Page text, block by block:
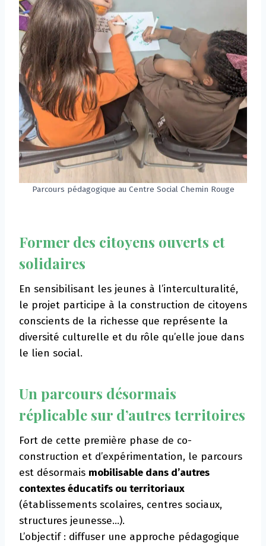
Parcours pédagogique au Centre Social Chemin Rouge
Former des citoyens ouverts et
solidaires
En sensibilisant les jeunes à l’interculturalité,
le projet participe à la construction de citoyens
conscients de la richesse que représente la
diversité culturelle et du rôle qu’elle joue dans
le lien social.
Un parcours désormais
réplicable sur d’autres territoires
Fort de cette première phase de co-
construction et d’expérimentation, le parcours
est désormais mobilisable dans d’autres
contextes éducatifs ou territoriaux
(établissements scolaires, centres sociaux,
structures jeunesse…).
L’objectif : diffuser une approche pédagogique